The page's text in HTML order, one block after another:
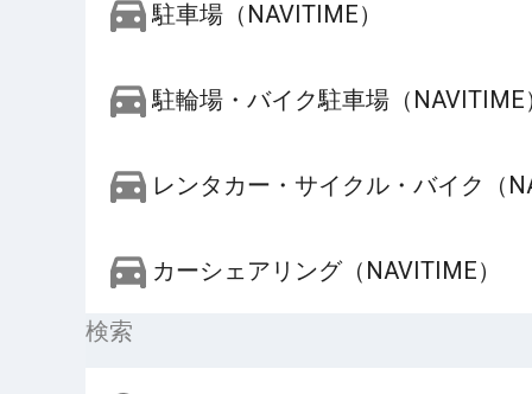
駐車場（NAVITIME）
駐輪場・バイク駐車場（NAVITIME
レンタカー・サイクル・バイク（
カーシェアリング（NAVITIME）
検索